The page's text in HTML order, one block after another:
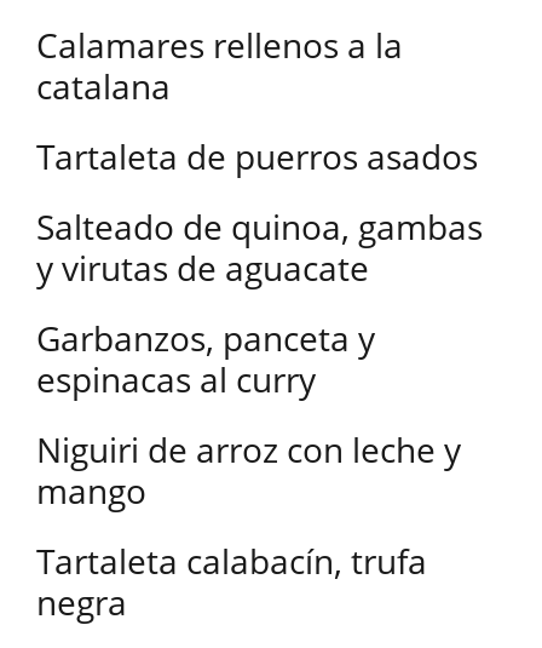
Calamares rellenos a la
catalana
Tartaleta de puerros asados
Salteado de quinoa, gambas
y virutas de aguacate
Garbanzos, panceta y
espinacas al curry
Niguiri de arroz con leche y
mango
Tartaleta calabacín, trufa
negra